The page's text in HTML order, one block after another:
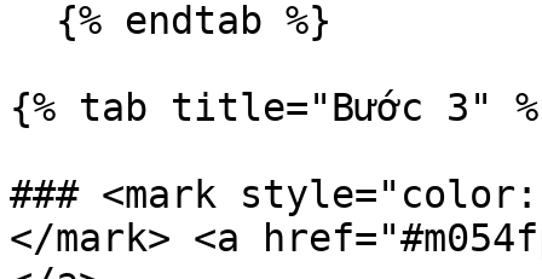
{% tab title="Bước 3"
### <mark
</mark> <a